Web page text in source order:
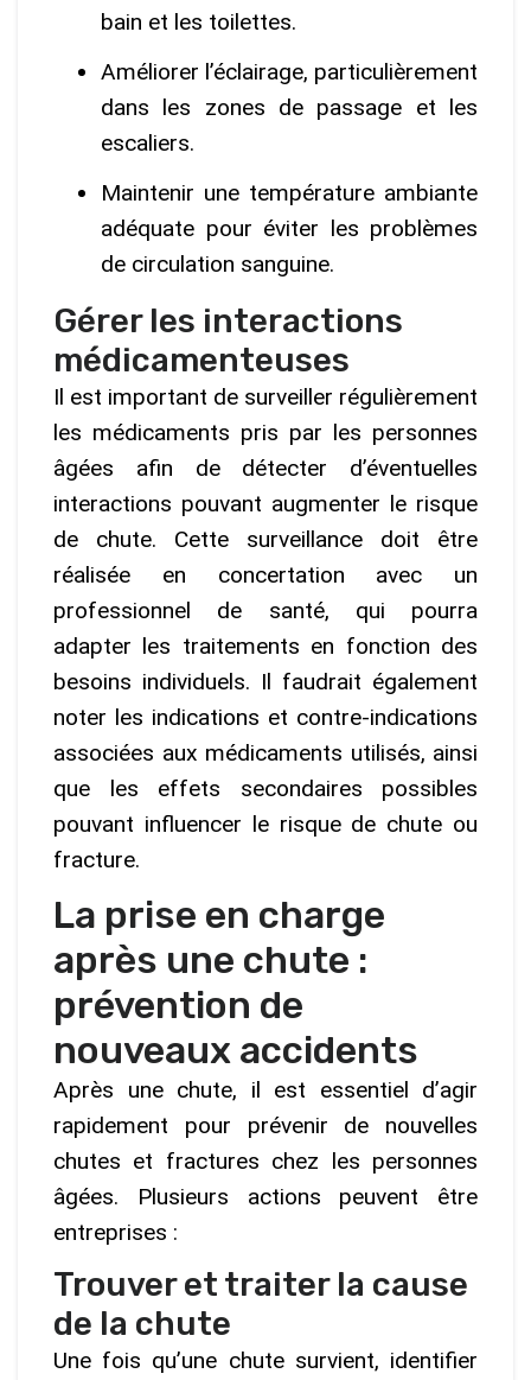
bain et les toilettes.
Améliorer l’éclairage, particulièrement
dans les zones de passage et les
escaliers.
Maintenir une température ambiante
adéquate pour éviter les problèmes
de circulation sanguine.
Gérer les interactions
médicamenteuses
Il est important de surveiller régulièrement
les médicaments pris par les personnes
âgées afin de détecter d’éventuelles
interactions pouvant augmenter le risque
de chute. Cette surveillance doit être
réalisée en concertation avec un
professionnel de santé, qui pourra
adapter les traitements en fonction des
besoins individuels. Il faudrait également
noter les indications et contre-indications
associées aux médicaments utilisés, ainsi
que les effets secondaires possibles
pouvant influencer le risque de chute ou
fracture.
La prise en charge
après une chute :
prévention de
nouveaux accidents
Après une chute, il est essentiel d’agir
rapidement pour prévenir de nouvelles
chutes et fractures chez les personnes
âgées. Plusieurs actions peuvent être
entreprises :
Trouver et traiter la cause
de la chute
Une fois qu’une chute survient, identifier